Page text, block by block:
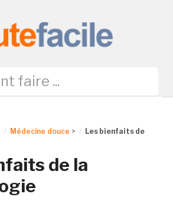
Médecine douce >
Les bienfaits de
de la